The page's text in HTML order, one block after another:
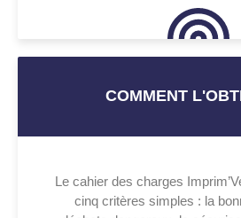
COMMENT
Le cahier des charges
cinq critères simples : la